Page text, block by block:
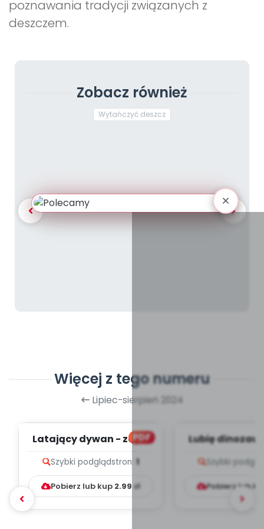
poznawania tradycji związanych z
deszczem.
Zobacz również
Wytańczyć deszcz
Więcej z tego numeru
Lipiec-sierpień 2024
PDF
Latający dywan - zapis
Szybki podglądstron: 1
Pobierz lub kup 2.99 zł
Lubię
Szybki
Pobierz lub